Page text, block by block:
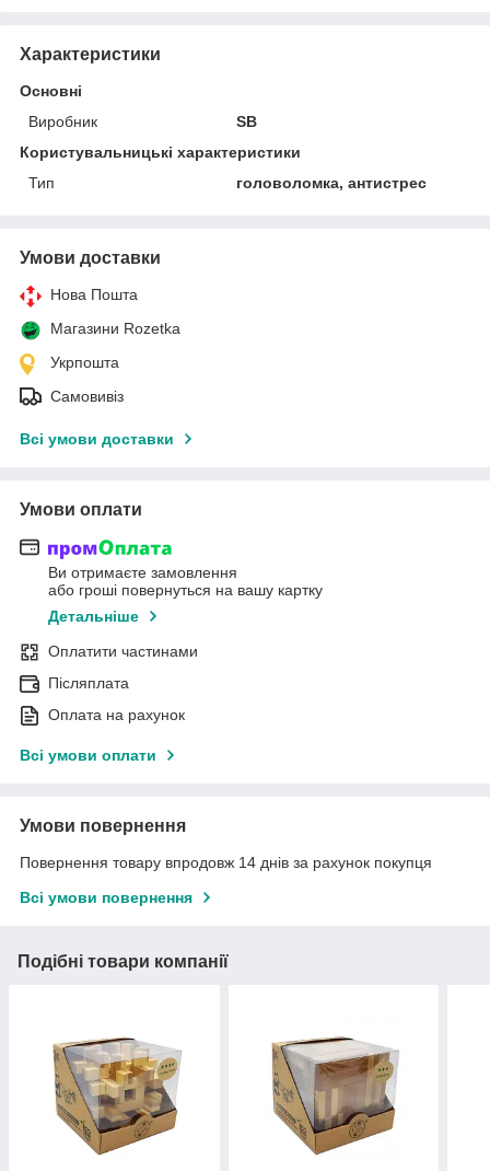
Характеристики
Основні
Виробник
SB
Користувальницькі характеристики
Тип
головоломка, антистрес
Умови доставки
Нова Пошта
Магазини Rozetka
Укрпошта
Самовивіз
Всі умови доставки
Умови оплати
Ви отримаєте замовлення
або гроші повернуться на вашу картку
Детальніше
Оплатити частинами
Післяплата
Оплата на рахунок
Всі умови оплати
Умови повернення
Повернення товару впродовж 14 днів за рахунок покупця
Всі умови повернення
Подібні товари компанії